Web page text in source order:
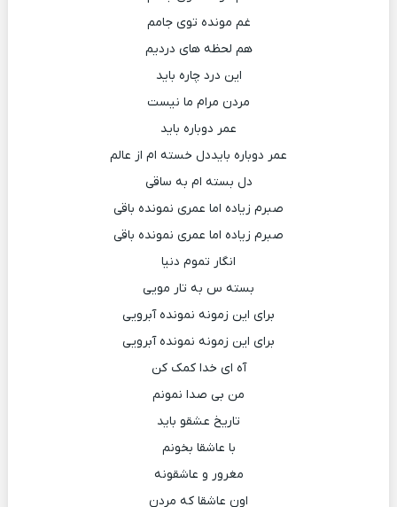
غم مونده توی جامم
هم لحظه های دردیم
این درد چاره باید
مردن مرام ما نیست
عمر دوباره باید
عمر دوباره بایددل خسته ام از عالم
دل بسته ام به ساقی
صبرم زیاده اما عمری نمونده باقی
صبرم زیاده اما عمری نمونده باقی
انگار تموم دنیا
بسته س به تار مویی
برای این زمونه نمونده آبرویی
برای این زمونه نمونده آبرویی
آه ای خدا کمک کن
من بی صدا نمونم
تاریخ عشقو باید
با عاشقا بخونم
مغرور و عاشقونه
اون عاشقا که مردن